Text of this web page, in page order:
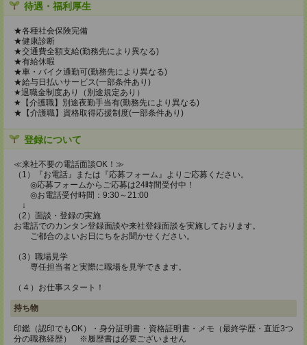
待遇・福利厚生
★各種社会保険完備
★健康診断
★交通費全額支給(勤務先により異なる)
★有給休暇
★車・バイク通勤可(勤務先により異なる)
★給与日払いサービス(一部条件あり)
★退職金制度あり（別途規定あり）
★【介護職】別途夜勤手当有(勤務先により異なる)
★【介護職】資格取得応援制度(一部条件あり)
登録について
≪来社不要の電話面談OK！≫
（1）『お電話』または『応募フォーム』よりご応募ください。
◎応募フォームからご応募は24時間受付中！
◎お電話受付時間：9:30～21:00
↓
（2）面談・登録の実施
お電話でのカンタン登録面談や来社登録面談を実施しております。
ご都合のよいお日にちをお聞かせください。
（3）職場見学
専任担当者と実際に職場を見学できます。
（４）お仕事スタート！
持ち物
印鑑（認印でもOK）・身分証明書・資格証明書・メモ（最終学歴・直近3つ
分の職務経歴） ※履歴書は必要ございません